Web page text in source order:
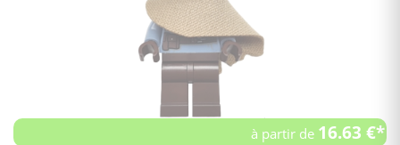
à partir de 16.63 €*